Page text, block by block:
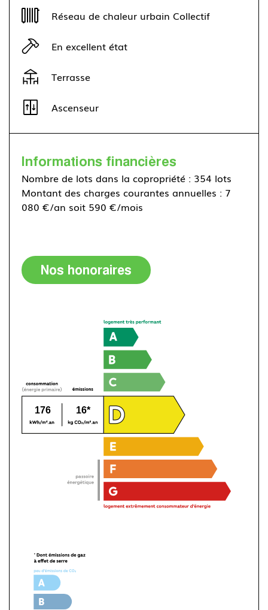
Réseau de chaleur urbain Collectif
En excellent état
Terrasse
Ascenseur
Informations financières
Nombre de lots dans la copropriété : 354 lots
Montant des charges courantes annuelles : 7
080 €/an soit 590 €/mois
Nos honoraires
176 16*